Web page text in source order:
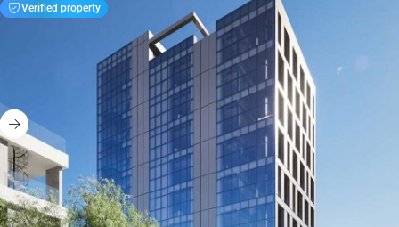
Verified property
€932 000